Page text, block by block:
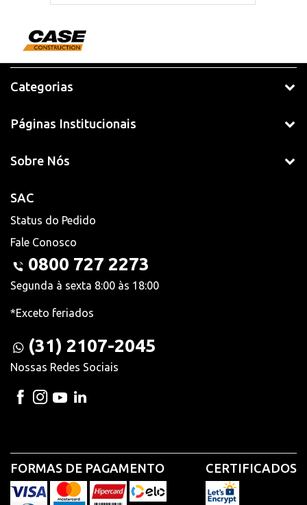
Categorias
Páginas Institucionais
Sobre Nós
SAC
Status do Pedido
Fale Conosco
0800 727 2273
Segunda à sexta 8:00 às 18:00
*Exceto feriados
(31) 2107-2045
Nossas Redes Sociais
FORMAS DE PAGAMENTO CERTIFICADOS